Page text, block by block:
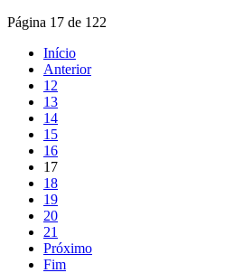
Página 17 de 122
Início
Anterior
12
13
14
15
16
17
18
19
20
21
Próximo
Fim